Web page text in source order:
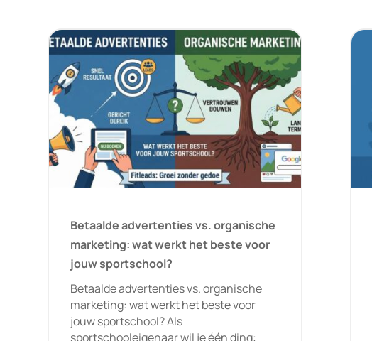
Betaalde advertenties vs. organische
marketing: wat werkt het beste voor
jouw sportschool?
Betaalde advertenties vs. organische
marketing: wat werkt het beste voor
jouw sportschool? Als
sportschooleigenaar wil je één ding: